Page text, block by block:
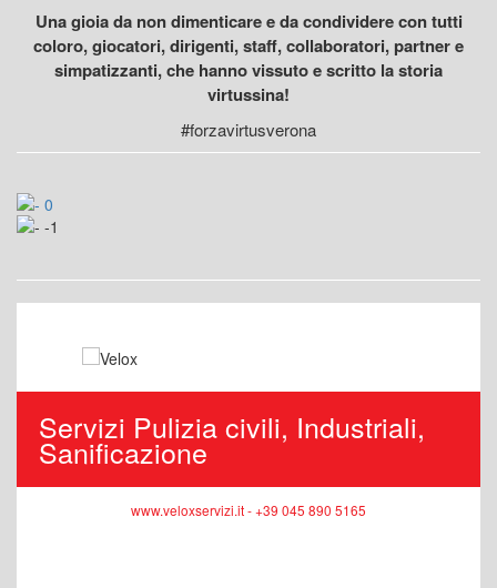
Una gioia da non dimenticare e da condividere con tutti
coloro, giocatori, dirigenti, staff, collaboratori, partner e
simpatizzanti, che hanno vissuto e scritto la storia
virtussina!
#forzavirtusverona
Servizi Pulizia civili, Industriali,
Sanificazione
www.veloxservizi.it - +39 045 890 5165